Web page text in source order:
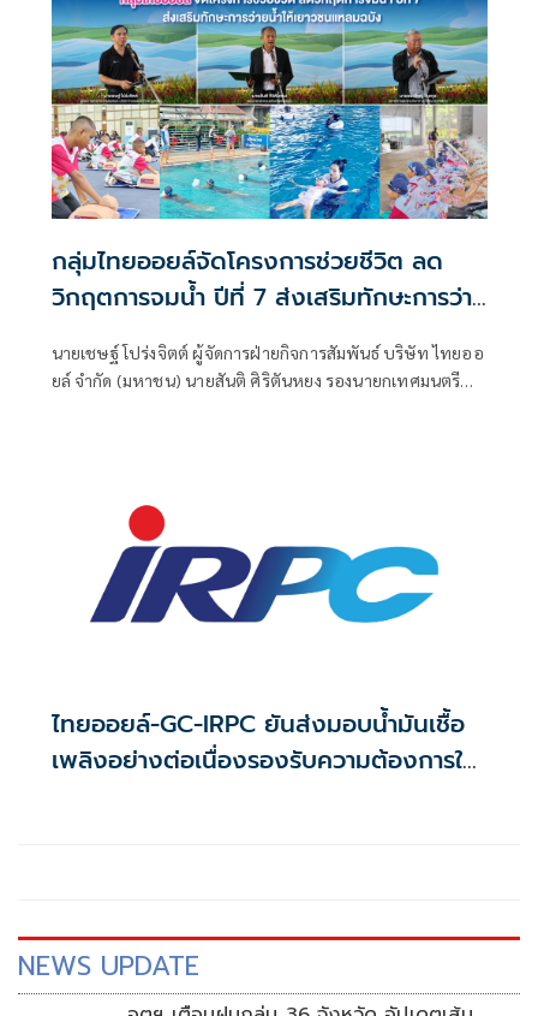
สถานศึกษาของภาครัฐ” เพื่อสร้างความมั่นคงด้านพลังงานใน
พื้นที่ห่างไกล
กลุ่มไทยออยล์จัดโครงการช่วยชีวิต ลด
วิกฤตการจมน้ำ ปีที่ 7 ส่งเสริมทักษะการว่าย
นายเชษฐ์ โปร่งจิตต์ ผู้จัดการฝ่ายกิจการสัมพันธ์ บริษัท ไทยออ
ยล์ จำกัด (มหาชน) นายสันติ ศิริตันหยง รองนายกเทศมนตรี
ไทยออยล์-GC-IRPC ยันส่งมอบน้ำมันเชื้อ
เพลิงอย่างต่อเนื่องรองรับความต้องการใช้
NEWS UPDATE